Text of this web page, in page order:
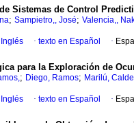
Sistemas de Control
; Sampietro,, José; Valencia,,
Inglés · texto en Español ·
para la Exploración de
; Diego, Ramos; Marilú,
Inglés · texto en Español ·